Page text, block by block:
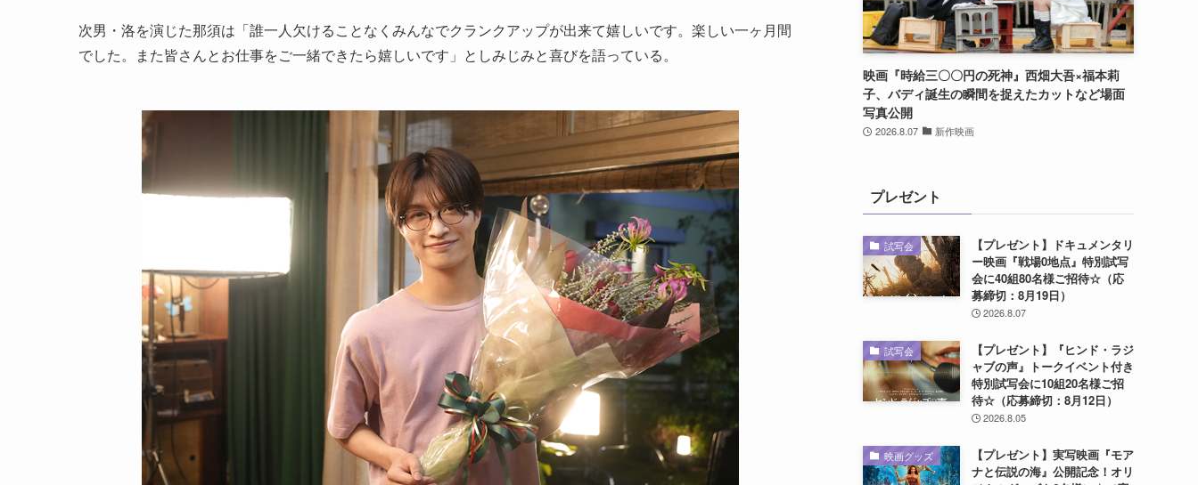
次男・洛を演じた那須は「誰一人欠けることなくみんなでクランクアップが出来て嬉しいです。楽しい一ヶ月間
でした。また皆さんとお仕事をご一緒できたら嬉しいです」としみじみと喜びを語っている。
映画『時給三〇〇円の死神』西畑大吾×福本莉
子、バディ誕生の瞬間を捉えたカットなど場面
写真公開
2026.8.07 新作映画
プレゼント
試写会
【プレゼント】ドキュメンタリ
ー映画『戦場0地点』特別試写
会に40組80名様ご招待☆（応
募締切：8月19日）
2026.8.07
試写会
【プレゼント】『ヒンド・ラジ
ャブの声』トークイベント付き
特別試写会に10組20名様ご招
待☆（応募締切：8月12日）
2026.8.05
映画グッズ
【プレゼント】実写映画『モア
ナと伝説の海』公開記念！オリ